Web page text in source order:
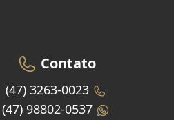
Contato
(47) 3263-0023
(47) 98802-0537